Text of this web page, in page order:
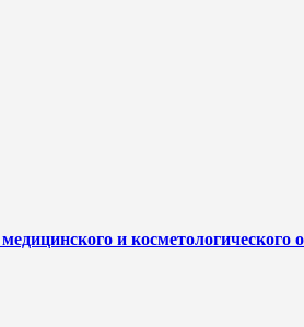
и косметологического